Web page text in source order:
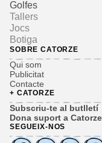
Golfes
Tallers
Jocs
Botiga
SOBRE CATORZE
Qui som
Publicitat
Contacte
+ CATORZE
Subscriu-te al butlletí
Dona suport a Catorze
SEGUEIX-NOS